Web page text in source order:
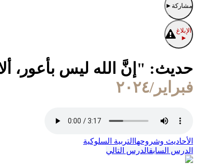
مشاركة ►
الإبلاغ
►
حديث: "إنَّ الله ليس بأعور،
فبراير/٢٠٢٤
الأحاديث وشروحها التربية السلوكية
الدرس السابقالدرس التالي